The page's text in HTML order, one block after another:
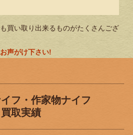
買い取り出来るものがたくさんござ
声がけ下さい!
フ・作家物ナイフ
買取実績